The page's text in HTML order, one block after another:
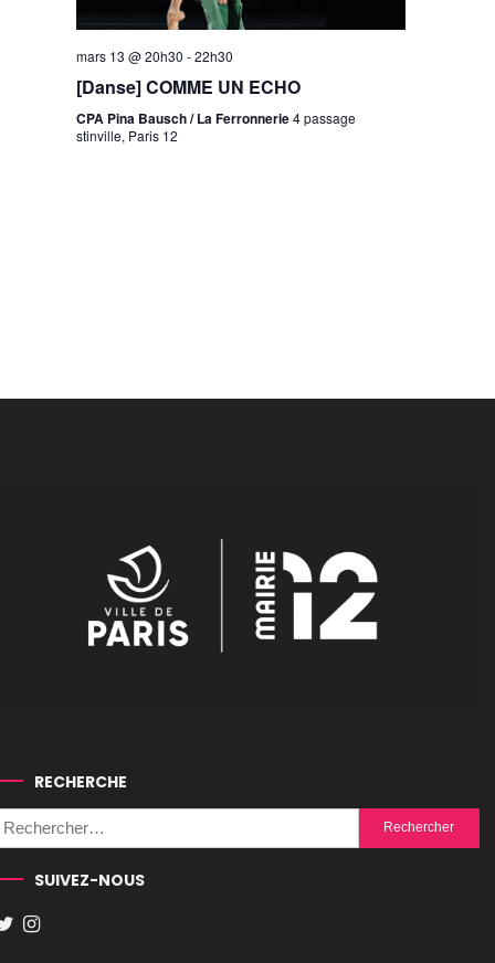
mars 13 @ 20h30 -22h30
[Danse] COMME UN ECHO
CPA Pina Bausch / La Ferronnerie4 passage
stinville, Paris 12
RECHERCHE
Rechercher :
SUIVEZ-NOUS